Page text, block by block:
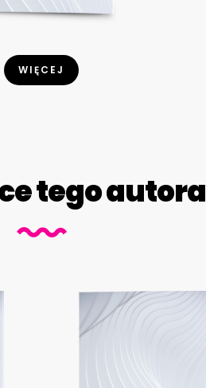
WIĘCEJ
tego autora